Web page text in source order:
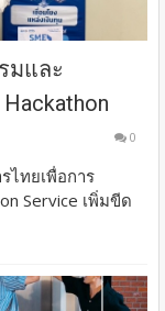
มและ
0
ไทยเพื่อการ
Service เพิ่มขีด